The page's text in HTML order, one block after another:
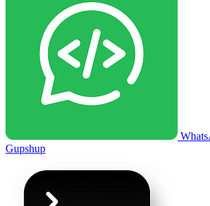
Gupshup